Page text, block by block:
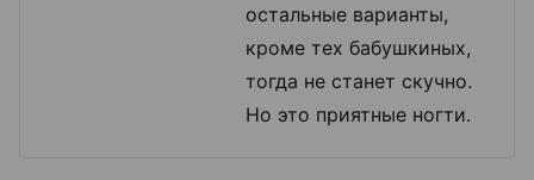
остальные варианты,
кроме тех бабушкиных,
тогда не станет скучно.
Но это приятные ногти.